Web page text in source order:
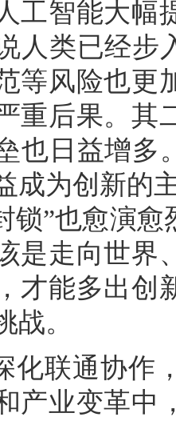
工智能大幅
人类已经步
等风险也更
重后果。其
也日益增多
成为创新的
锁”也愈演
是走向世界
才能多出创
战。
化联通协作
产业变革中